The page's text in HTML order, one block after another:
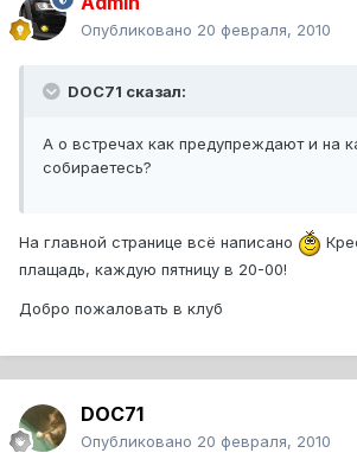
Опубликовано 20 февраля, 2010
DOC71 сказал:
А о встречах как предупреждают и на
собираетесь?
На главной странице всё написано
плащадь, каждую пятницу в 20-00!
Добро пожаловать в клуб
DOC71
Опубликовано 20 февраля, 2010